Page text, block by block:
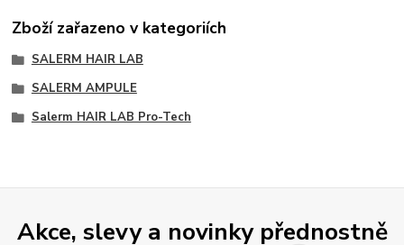
Zboží zařazeno v kategoriích
SALERM HAIR LAB
SALERM AMPULE
Salerm HAIR LAB Pro-Tech
Akce, slevy a novinky přednostně